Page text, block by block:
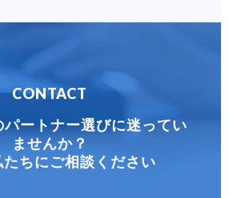
CONTACT
ートナー選びに迷ってい
ませんか？
たちにご相談ください